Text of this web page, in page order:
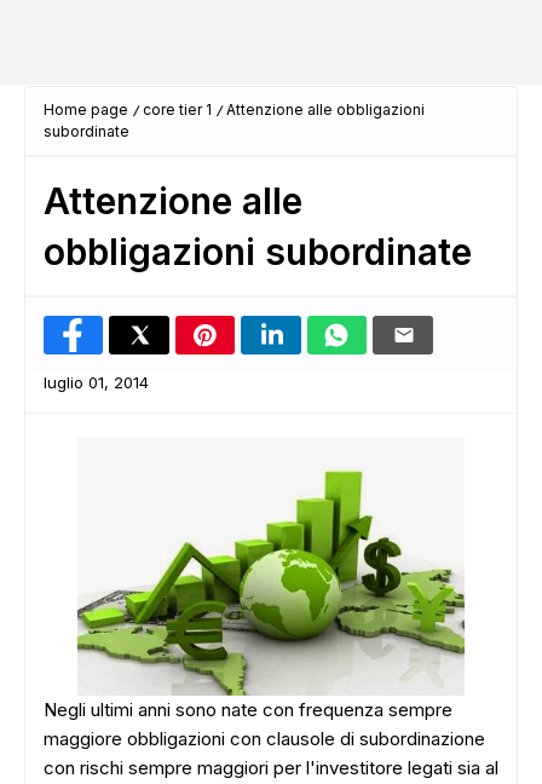
Home page core tier 1
Attenzione alle obbligazioni
subordinate
Attenzione alle
obbligazioni subordinate
luglio 01, 2014
Negli ultimi anni sono nate con frequenza sempre
maggiore obbligazioni con clausole di subordinazione
con rischi sempre maggiori per l'investitore legati sia al